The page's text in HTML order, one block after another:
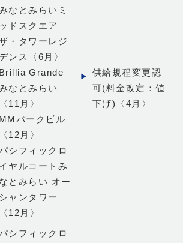
なとみらいミ
ッドスクエア
・タワーレジ
デンス〈6月〉
Brillia Grande
なとみらい
〈11月〉
MMパークビル
〈12月〉
シフィックロ
イヤルコートみ
なとみらい オー
シャンタワー
〈12月〉
供給規程変更認
可(料金改定：値
下げ)〈4月〉
シフィックロ